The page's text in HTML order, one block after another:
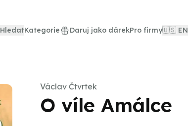
HledatKategorie Daruj jako dárekPro firmy🇺🇸 EN
Václav Čtvrtek
O víle Amálce